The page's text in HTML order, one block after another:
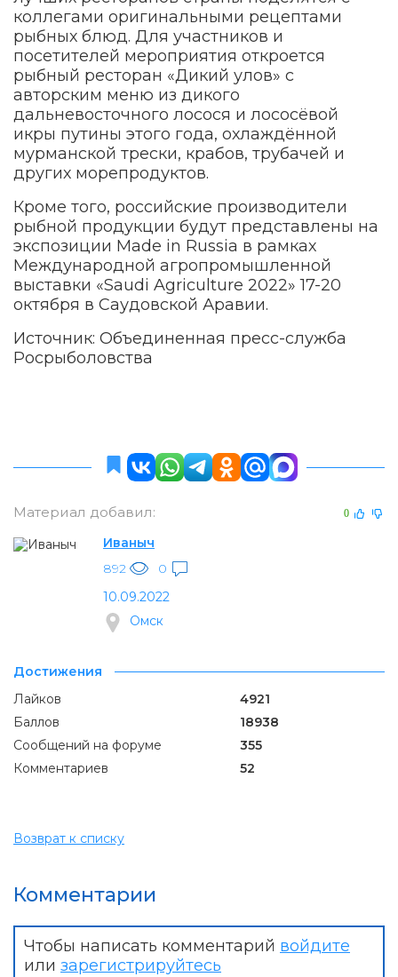
коллегами оригинальными рецептами
рыбных блюд. Для участников и
посетителей мероприятия откроется
рыбный ресторан «Дикий улов» с
авторским меню из дикого
дальневосточного лосося и лососёвой
икры путины этого года, охлаждённой
мурманской трески, крабов, трубачей и
других морепродуктов.
Кроме того, российские производители
рыбной продукции будут представлены на
экспозиции Made in Russia в рамках
Международной агропромышленной
выставки «Saudi Agriculture 2022» 17-20
октября в Саудовской Аравии.
Источник: Объединенная пресс-служба
Росрыболовства
Материал добавил: 0
Иваныч
892
0
10.09.2022
Омск
Достижения
Лайков
4921
Баллов
18938
Сообщений на форуме
355
Комментариев
52
Возврат к списку
Комментарии
Чтобы написать комментарий войдите
или зарегистрируйтесь